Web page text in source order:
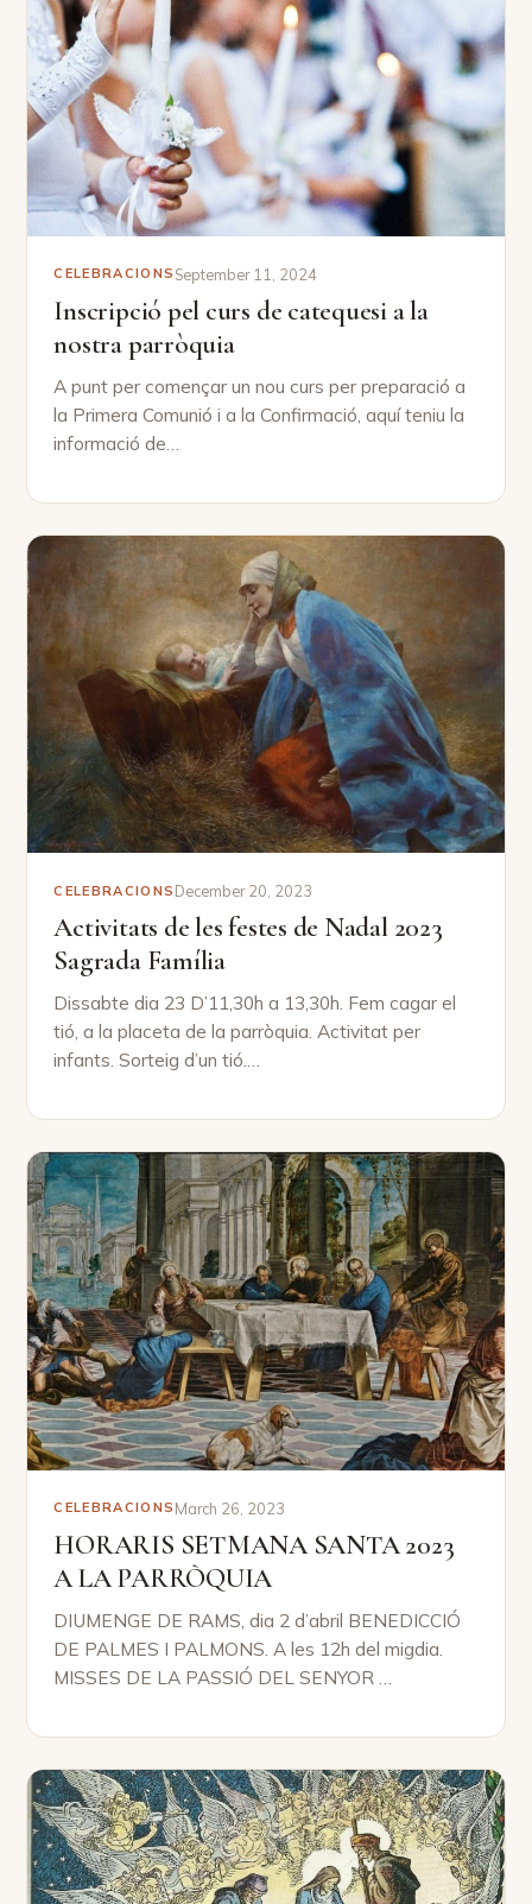
CELEBRACIONS September 11, 2024
Inscripció pel curs de catequesi a la
nostra parròquia
A punt per començar un nou curs per preparació a
la Primera Comunió i a la Confirmació, aquí teniu la
informació de…
CELEBRACIONS December 20, 2023
Activitats de les festes de Nadal 2023
Sagrada Família
Dissabte dia 23 D’11,30h a 13,30h. Fem cagar el
tió, a la placeta de la parròquia. Activitat per
infants. Sorteig d’un tió.…
CELEBRACIONS March 26, 2023
HORARIS SETMANA SANTA 2023
A LA PARRÒQUIA
DIUMENGE DE RAMS, dia 2 d’abril BENEDICCIÓ
DE PALMES I PALMONS. A les 12h del migdia.
MISSES DE LA PASSIÓ DEL SENYOR …